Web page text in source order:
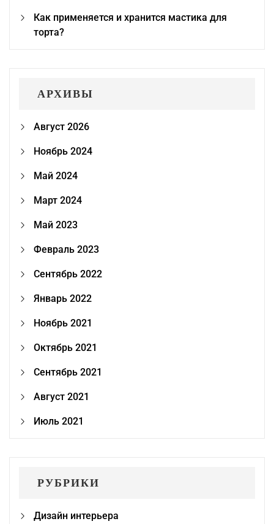
Как применяется и хранится мастика для
торта?
АРХИВЫ
Август 2026
Ноябрь 2024
Май 2024
Март 2024
Май 2023
Февраль 2023
Сентябрь 2022
Январь 2022
Ноябрь 2021
Октябрь 2021
Сентябрь 2021
Август 2021
Июль 2021
РУБРИКИ
Дизайн интерьера